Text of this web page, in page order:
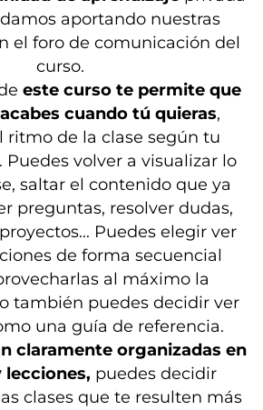
aportando nuestras
el foro de comunicación del
curso.
este curso te permite que
cuando tú quieras,
ritmo de la clase según tu
volver a visualizar lo
saltar el contenido que ya
preguntas, resolver dudas,
Puedes elegir ver
de forma secuencial
al máximo la
también puedes decidir ver
una guía de referencia.
claramente organizadas en
lecciones, puedes decidir
clases que te resulten más